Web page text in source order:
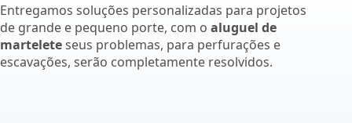
Entregamos soluções personalizadas para projetos
de grande e pequeno porte, com o aluguel de
marteleteseus problemas, para perfurações e
escavações, serão completamente resolvidos.